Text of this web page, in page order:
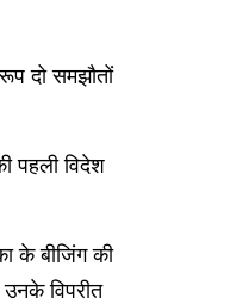
दो समझौतों
पहली विदेश
के बीजिंग की
विपरीत